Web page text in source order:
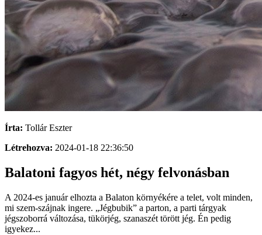
Írta: Tollár Eszter
Létrehozva: 2024-01-18 22:36:50
Balatoni fagyos hét, négy felvonásban
A 2024-es január elhozta a Balaton környékére a telet, volt minden,
mi szem-szájnak ingere. „Jégbubik” a parton, a parti tárgyak
jégszoborrá változása, tükörjég, szanaszét törött jég. Én pedig
igyekez...